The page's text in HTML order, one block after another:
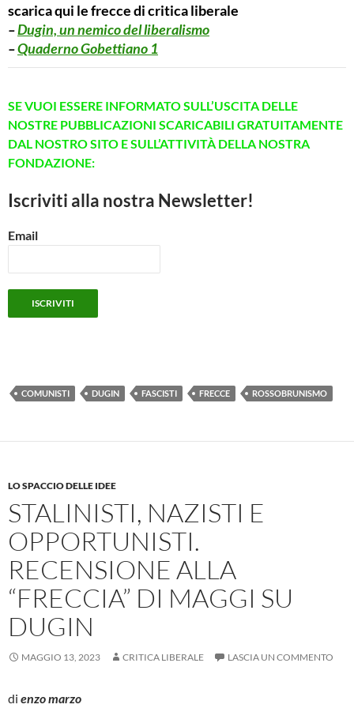
scarica qui le frecce di critica liberale
–Dugin, un nemico del liberalismo
–Quaderno Gobettiano 1
SE VUOI ESSERE INFORMATO SULL’USCITA DELLE
NOSTRE PUBBLICAZIONI SCARICABILI GRATUITAMENTE
DAL NOSTRO SITO E SULL’ATTIVITÀ DELLA NOSTRA
FONDAZIONE:
Iscriviti alla nostra Newsletter!
Email
COMUNISTI DUGIN FASCISTI FRECCE ROSSOBRUNISMO
LO SPACCIO DELLE IDEE
STALINISTI, NAZISTI E
OPPORTUNISTI.
RECENSIONE ALLA
“FRECCIA” DI MAGGI SU
DUGIN
MAGGIO 13, 2023 CRITICA LIBERALE LASCIA UN COMMENTO
di enzo marzo